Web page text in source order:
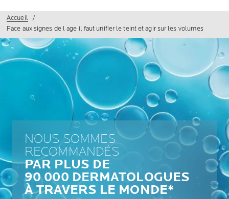
Accueil
Face aux signes de l age il faut unifier le teint et agir sur les volumes
NOUS SOMMES
RECOMMANDÉS
PAR PLUS DE
90 000 DERMATOLOGUES
À TRAVERS LE MONDE*